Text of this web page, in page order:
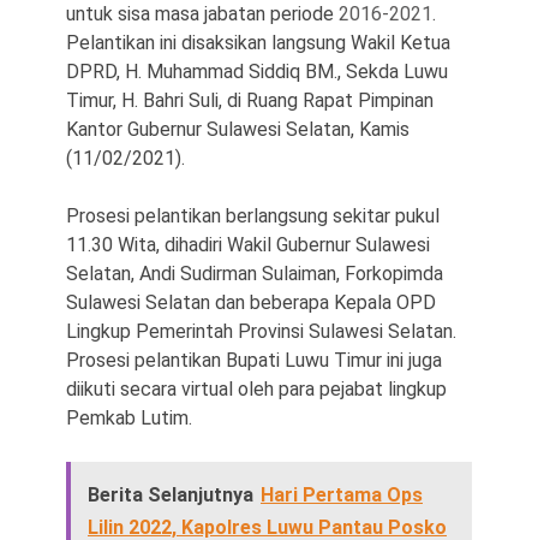
untuk sisa masa jabatan periode 2016-2021.
Pelantikan ini disaksikan langsung Wakil Ketua
DPRD, H. Muhammad Siddiq BM., Sekda Luwu
Timur, H. Bahri Suli, di Ruang Rapat Pimpinan
Kantor Gubernur Sulawesi Selatan, Kamis
(11/02/2021).
Prosesi pelantikan berlangsung sekitar pukul
11.30 Wita, dihadiri Wakil Gubernur Sulawesi
Selatan, Andi Sudirman Sulaiman, Forkopimda
Sulawesi Selatan dan beberapa Kepala OPD
Lingkup Pemerintah Provinsi Sulawesi Selatan.
Prosesi pelantikan Bupati Luwu Timur ini juga
diikuti secara virtual oleh para pejabat lingkup
Pemkab Lutim.
Berita Selanjutnya Hari Pertama Ops
Lilin 2022, Kapolres Luwu Pantau Posko